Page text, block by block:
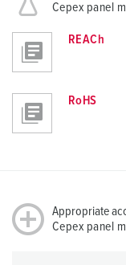
Cepex panel
REACh
RoHS
Appropriate
Cepex panel